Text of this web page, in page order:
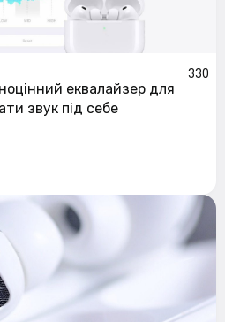
330
еквалайзер для
звук під себе